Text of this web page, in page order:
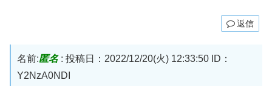
返信
名前:匿名: 投稿日：2022/12/20(火) 12:33:50
ID：
Y2NzA0NDI